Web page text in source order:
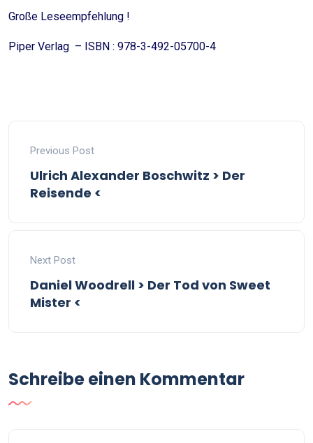
Große Leseempfehlung !
Piper Verlag – ISBN : 978-3-492-05700-4
Previous Post
Ulrich Alexander Boschwitz > Der
Reisende <
Next Post
Daniel Woodrell > Der Tod von Sweet
Mister <
Schreibe einen Kommentar